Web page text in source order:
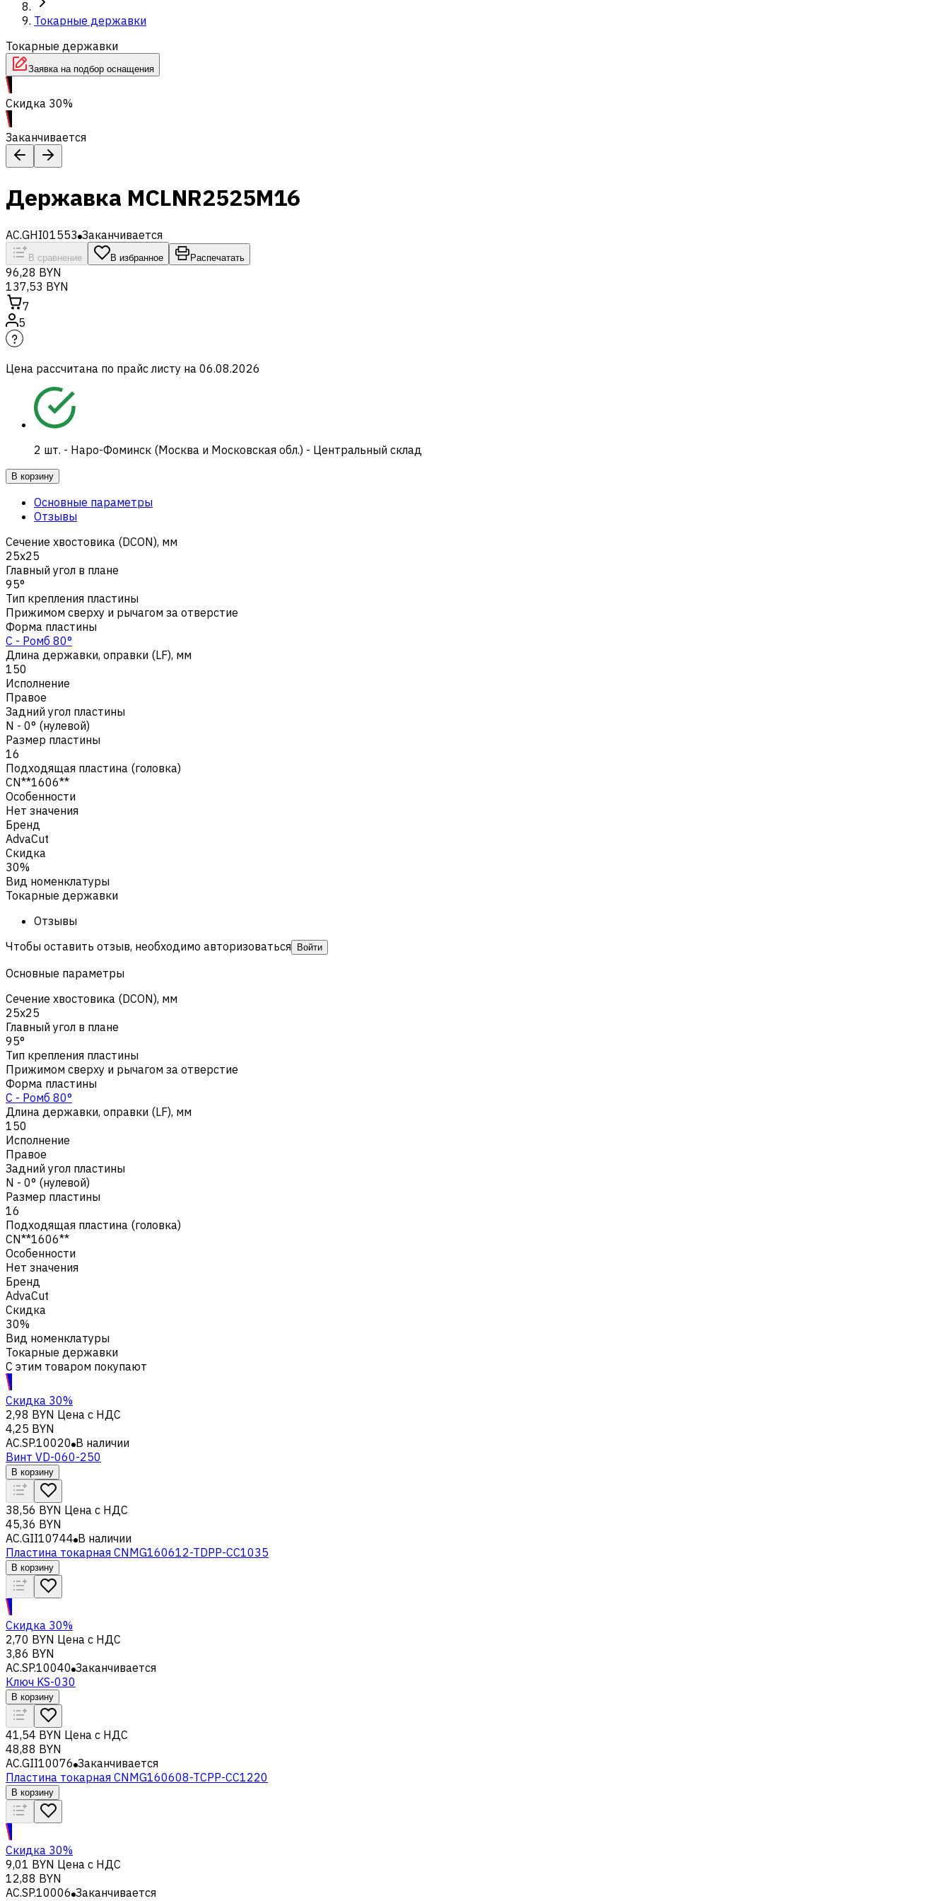
Токарные державки
Токарные державки
Заявка на подбор оснащения
Скидка 30%
Заканчивается
Державка MCLNR2525M16
AC.GHI01553 Заканчивается
В сравнение В избранное Распечатать
96,28 BYN
137,53 BYN
7
5
Цена рассчитана по прайс листу на 06.08.2026
2 шт. - Наро-Фоминск (Москва и Московская обл.) - Центральный склад
В корзину
Основные параметры
Отзывы
Сечение хвостовика (DCON), мм
25x25
Главный угол в плане
95°
Тип крепления пластины
Прижимом сверху и рычагом за отверстие
Форма пластины
C - Ромб 80°
Длина державки, оправки (LF), мм
150
Исполнение
Правое
Задний угол пластины
N - 0° (нулевой)
Размер пластины
16
Подходящая пластина (головка)
CN**1606**
Особенности
Нет значения
Бренд
AdvaCut
Скидка
30%
Вид номенклатуры
Токарные державки
Отзывы
Чтобы оставить отзыв, необходимо авторизоваться
Войти
Основные параметры
Сечение хвостовика (DCON), мм
25x25
Главный угол в плане
95°
Тип крепления пластины
Прижимом сверху и рычагом за отверстие
Форма пластины
C - Ромб 80°
Длина державки, оправки (LF), мм
150
Исполнение
Правое
Задний угол пластины
N - 0° (нулевой)
Размер пластины
16
Подходящая пластина (головка)
CN**1606**
Особенности
Нет значения
Бренд
AdvaCut
Скидка
30%
Вид номенклатуры
Токарные державки
С этим товаром покупают
Скидка 30%
2,98 BYN Цена с НДС
4,25 BYN
AC.SP.10020 В наличии
Винт VD-060-250
В корзину
38,56 BYN Цена с НДС
45,36 BYN
AC.GII10744 В наличии
Пластина токарная CNMG160612-TDPP-CC1035
В корзину
Скидка 30%
2,70 BYN Цена с НДС
3,86 BYN
AC.SP.10040 Заканчивается
Ключ KS-030
В корзину
41,54 BYN Цена с НДС
48,88 BYN
AC.GII10076 Заканчивается
Пластина токарная CNMG160608-TCPP-CC1220
В корзину
Скидка 30%
9,01 BYN Цена с НДС
12,88 BYN
AC.SP.10006 Заканчивается